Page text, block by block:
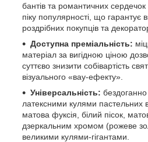
бантів та романтичних
піку популярності, що гарантує
роздрібних покупців та
Доступна преміальність:
матеріал за вигідною ціною
суттєво знизити собівартість
візуального «вау-ефекту».
Універсальність:
латексними кулями пастельних
матова фуксія, білий пісок,
дзеркальним хромом (рожеве
великими кулями-гігантами.